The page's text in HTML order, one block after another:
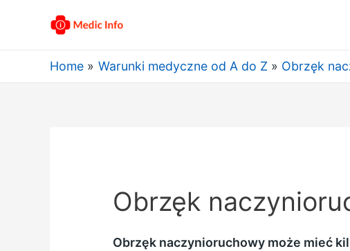
Home Warunki medyczne od A do Z Obrzęk
Obrzęk
Obrzęk naczynioruchowy może mieć